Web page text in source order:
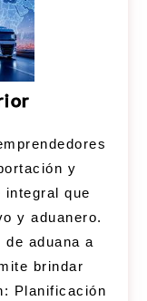
y
integral que
y aduanero.
aduana a
brindar
Planificación